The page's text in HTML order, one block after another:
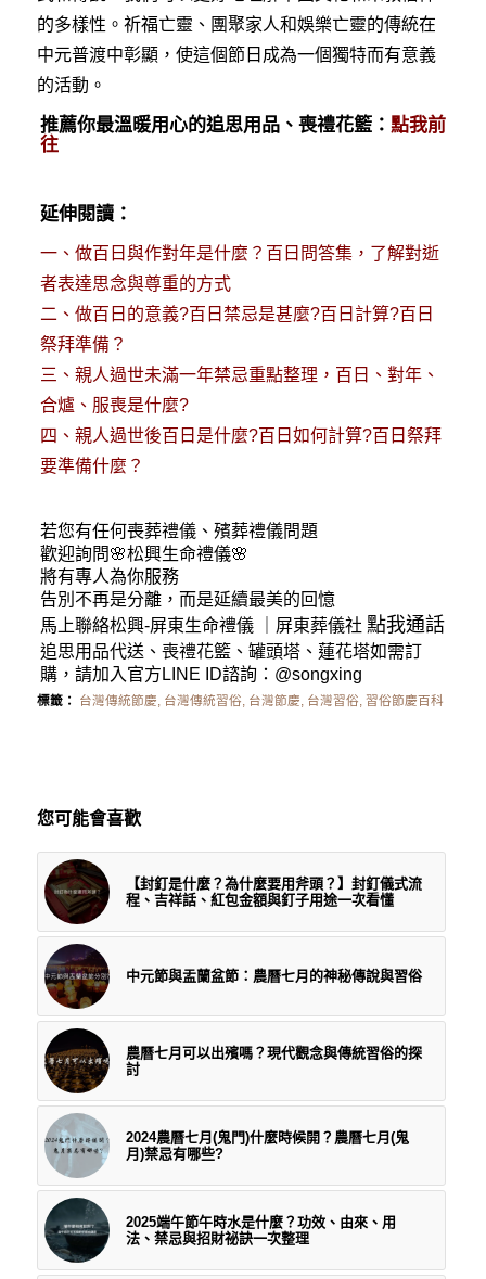
的多樣性。祈福亡靈、團聚家人和娛樂亡靈的傳統在
中元普渡中彰顯，使這個節日成為一個獨特而有意義
的活動。
推薦你最溫暖用心的追思用品、喪禮花籃： 點我前
往
延伸閱讀：
一、 做百日與作對年是什麼？百日問答集，了解對逝
者表達思念與尊重的方式
二、 做百日的意義?百日禁忌是甚麼?百日計算?百日
祭拜準備？
三、 親人過世未滿一年禁忌重點整理，百日、對年、
合爐、服喪是什麼?
四、 親人過世後百日是什麼?百日如何計算?百日祭拜
要準備什麼？
若您有任何喪葬禮儀、殯葬禮儀問題
歡迎詢問🌸松興生命禮儀🌸
將有專人為你服務
告別不再是分離，而是延續最美的回憶
馬上聯絡松興-屏東生命禮儀｜ 屏東葬儀社 點我通話
追思用品代送、喪禮花籃、罐頭塔、蓮花塔如需訂
購，請加入官方LINE ID諮詢： @songxing
標籤： 台灣傳統節慶 台灣傳統習俗 台灣節慶 台灣習俗 習俗節慶百科
您可能會喜歡
【封釘是什麼？為什麼要用斧頭？】封釘儀式流
程、吉祥話、紅包金額與釘子用途一次看懂
中元節與盂蘭盆節：農曆七月的神秘傳說與習俗
農曆七月可以出殯嗎？現代觀念與傳統習俗的探
討
2024農曆七月(鬼門)什麼時候開？農曆七月(鬼
月)禁忌有哪些?
2025端午節午時水是什麼？功效、由來、用
法、禁忌與招財祕訣一次整理